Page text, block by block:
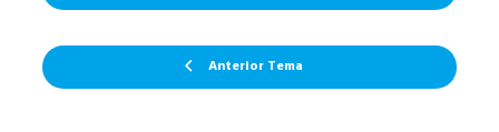
Anterior Tema